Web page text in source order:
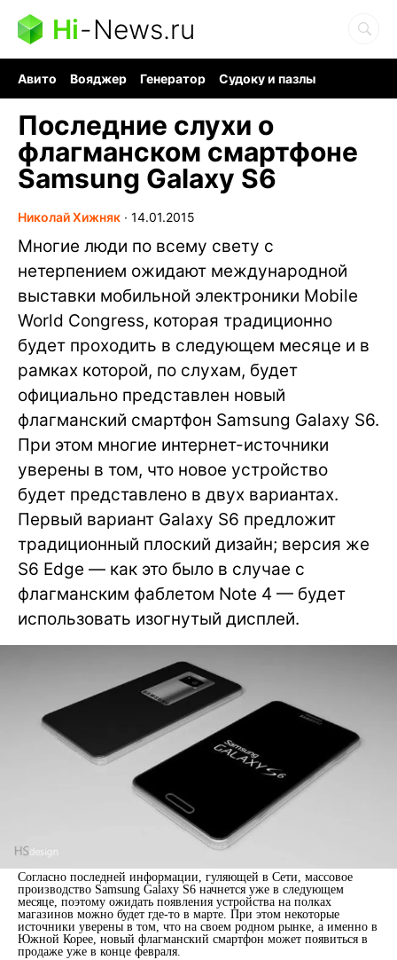
Hi-News.ru
Авито Вояджер Генератор
Судоку и пазлы
Последние слухи о
флагманском смартфоне
Samsung Galaxy S6
Николай Хижняк ∙ 14.01.2015
Многие люди по всему свету с
нетерпением ожидают международной
выставки мобильной электроники Mobile
World Congress, которая традиционно
будет проходить в следующем месяце и в
рамках которой, по слухам, будет
официально представлен новый
флагманский смартфон Samsung Galaxy S6.
При этом многие интернет-источники
уверены в том, что новое устройство
будет представлено в двух вариантах.
Первый вариант Galaxy S6 предложит
традиционный плоский дизайн; версия же
S6 Edge — как это было в случае с
флагманским фаблетом Note 4 — будет
использовать изогнутый дисплей.
Согласно последней информации, гуляющей в Сети, массовое
производство Samsung Galaxy S6 начнется уже в следующем
месяце, поэтому ожидать появления устройства на полках
магазинов можно будет где-то в марте. При этом некоторые
источники уверены в том, что на своем родном рынке, а именно в
Южной Корее, новый флагманский смартфон может появиться в
продаже уже в конце февраля.